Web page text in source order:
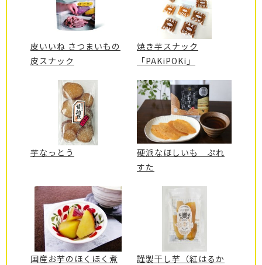
皮いいね さつまいもの
皮スナック
焼き芋スナック
「PAKiPOKi」
芋なっとう
硬派なほしいも ぷれ
すた
国産お芋のほくほく煮
謹製干し芋（紅はるか